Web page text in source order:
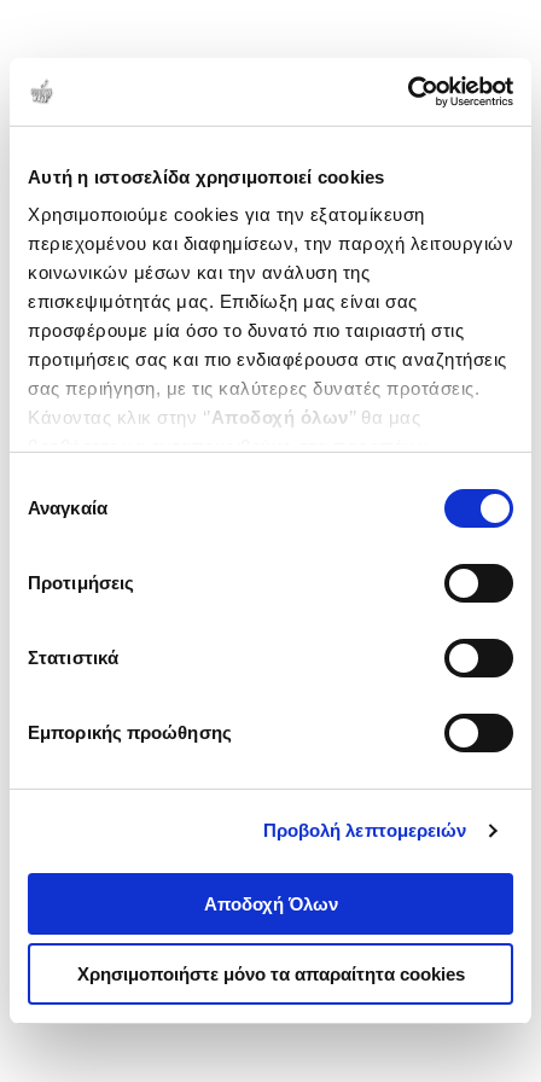
Αυτή η ιστοσελίδα χρησιμοποιεί cookies
Χρησιμοποιούμε cookies για την εξατομίκευση
περιεχομένου και διαφημίσεων, την παροχή λειτουργιών
κοινωνικών μέσων και την ανάλυση της
επισκεψιμότητάς μας. Επιδίωξη μας είναι σας
προσφέρουμε μία όσο το δυνατό πιο ταιριαστή στις
προτιμήσεις σας και πιο ενδιαφέρουσα στις αναζητήσεις
σας περιήγηση, με τις καλύτερες δυνατές προτάσεις.
Κάνοντας κλικ στην ‘’Αποδοχή όλων’’ θα μας
ενδιαφέρουν και να επιλέξετε από τα παρακάτω με την
΄΄και να ενημερωθείτε σχετικά με
συγκατάθεσης
Αναγκαία
Προτιμήσεις
Στατιστικά
Εμπορικής προώθησης
Προβολή λεπτομερειών
Αποδοχή Όλων
Χρησιμοποιήστε μόνο τα απαραίτητα cookies